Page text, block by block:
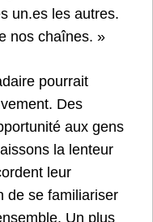
un.es les autres.
nos chaînes. »
pourrait
Des
aux gens
la lenteur
leur
de se familiariser
Un plus